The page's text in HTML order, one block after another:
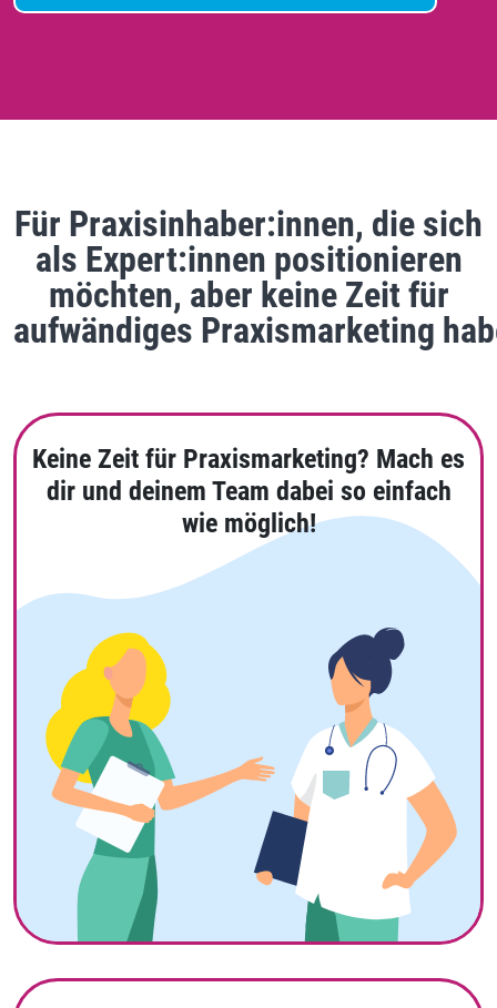
Für Praxisinhaber:innen, die sich
als Expert:innen positionieren
möchten, aber keine Zeit für
aufwändiges Praxismarketing
Keine Zeit für Praxismarketing? Mach es
dir und deinem Team dabei so einfach
wie möglich!